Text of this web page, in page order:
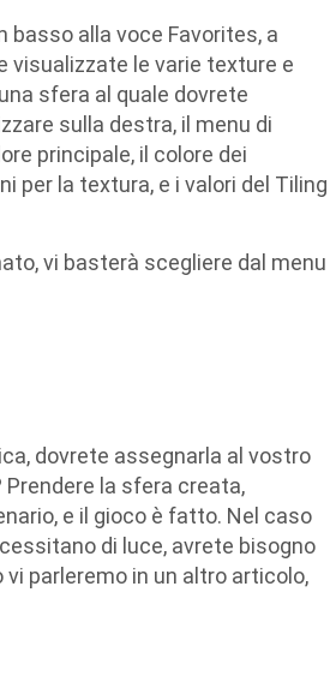
basso alla voce Favorites, a
visualizzate le varie texture e
sfera al quale dovrete
sulla destra, il menu di
principale, il colore dei
per la textura, e i valori del Tiling
vi basterà scegliere dal menu
dovrete assegnarla al vostro
la sfera creata,
e il gioco è fatto. Nel caso
di luce, avrete bisogno
parleremo in un altro articolo,